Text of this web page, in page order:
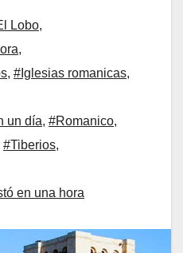
Lobo,
,
, #Iglesias romanicas,
un día, #Romanico,
#Tiberios,
en una hora